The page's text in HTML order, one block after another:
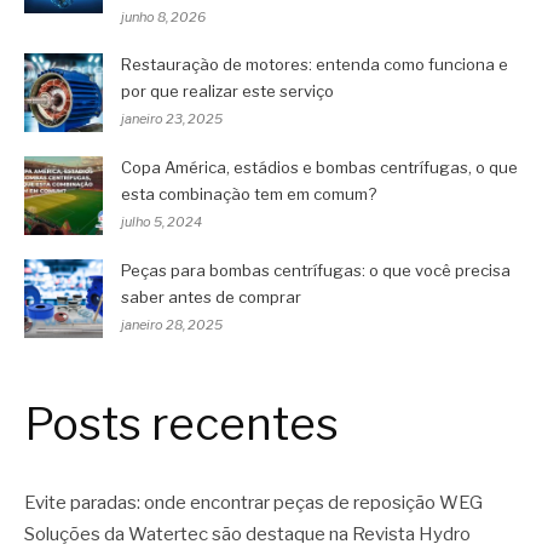
junho 8, 2026
Restauração de motores: entenda como funciona e
por que realizar este serviço
janeiro 23, 2025
Copa América, estádios e bombas centrífugas, o que
esta combinação tem em comum?
julho 5, 2024
Peças para bombas centrífugas: o que você precisa
saber antes de comprar
janeiro 28, 2025
Posts recentes
Evite paradas: onde encontrar peças de reposição WEG
Soluções da Watertec são destaque na Revista Hydro